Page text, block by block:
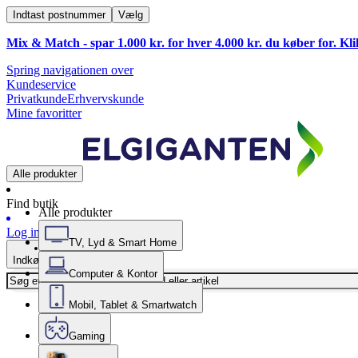
Indtast postnummer Vælg
Mix & Match - spar 1.000 kr. for hver 4.000 kr. du køber for.
Spring navigationen over
Kundeservice
PrivatkundeErhvervskunde
Mine favoritter
Alle produkter
Find butik
Log ind
Indkøbskurv
Alle produkter
TV, Lyd & Smart Home
Computer & Kontor
Mobil, Tablet & Smartwatch
Gaming